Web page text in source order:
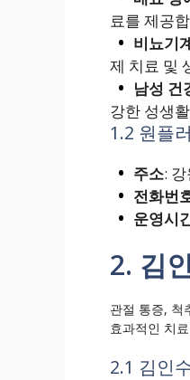
료를 제공
비뇨기
제 치료 및
남성 건
강한 성생
1.2 원플
주소:
전화번
운영시
2. 김
관절 통증, 척
효과적인 치
2.1 김인